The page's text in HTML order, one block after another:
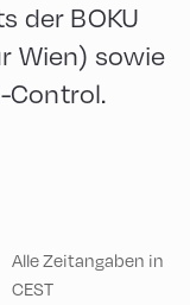
der BOKU
Wien) sowie
Control.
Alle Zeitangaben in
CEST